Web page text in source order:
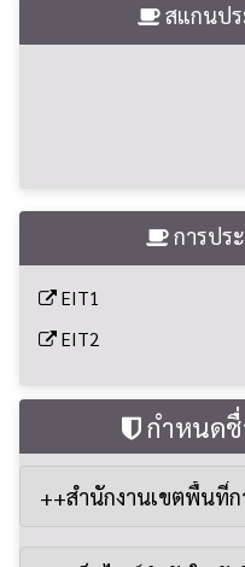
สแกนปร
การปร
EIT1
EIT2
กำหนด